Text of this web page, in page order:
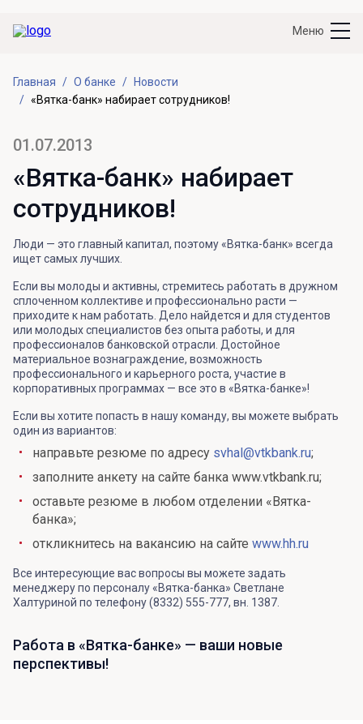
Меню
Главная О банке
Новости
«Вятка-банк» набирает сотрудников!
01.07.2013
«Вятка-банк» набирает
сотрудников!
Люди — это главный капитал, поэтому «Вятка-банк» всегда
ищет самых лучших.
Если вы молоды и активны, стремитесь работать в дружном
сплоченном коллективе и профессионально расти —
приходите к нам работать. Дело найдется и для студентов
или молодых специалистов без опыта работы, и для
профессионалов банковской отрасли. Достойное
материальное вознаграждение, возможность
профессионального и карьерного роста, участие в
корпоративных программах — все это в «Вятка-банке»!
Если вы хотите попасть в нашу команду, вы можете выбрать
один из вариантов:
направьте резюме по адресу svhal@vtkbank.ru;
заполните анкету на сайте банка www.vtkbank.ru;
оставьте резюме в любом отделении «Вятка-
банка»;
откликнитесь на вакансию на сайте www.hh.ru
Все интересующие вас вопросы вы можете задать
менеджеру по персоналу «Вятка-банка» Светлане
Халтуриной по телефону (8332) 555-777, вн. 1387.
Работа в «Вятка-банке» — ваши новые
перспективы!